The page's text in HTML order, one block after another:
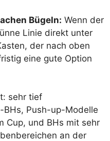
Bügeln: Wenn der
Linie direkt unter
der nach oben
eine gute Option
sehr tief
Push-up-Modelle
Cup, und BHs mit sehr
an der